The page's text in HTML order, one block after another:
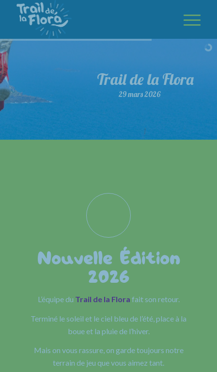
Trail de la Flora
29 mars 2026
Nouvelle Édition
2026
L’équipe du Trail de la Flora fait son retour.
Terminé le soleil et le ciel bleu de l’été, place à la
boue et la pluie de l’hiver.
Mais on vous rassure, on garde toujours notre
terrain de jeu que vous aimez tant.